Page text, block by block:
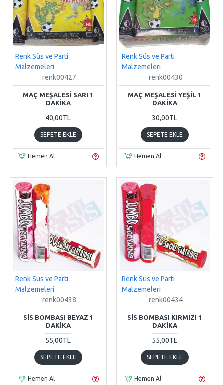
Renk Süs ve Parti
Malzemeleri
renk00427
MAÇ MEŞALESI SARI 1
DAKIKA
40,00TL
SEPETE EKLE
Hemen Al
Renk Süs ve Parti
Malzemeleri
renk00430
MAÇ MEŞALESI YEŞIL 1
DAKIKA
30,00TL
SEPETE EKLE
Hemen Al
Renk Süs ve Parti
Malzemeleri
renk00438
SIS BOMBASI BEYAZ 1
DAKIKA
55,00TL
SEPETE EKLE
Hemen Al
Renk Süs ve Parti
Malzemeleri
renk00434
SIS BOMBASI KIRMIZI 1
DAKIKA
55,00TL
SEPETE EKLE
Hemen Al